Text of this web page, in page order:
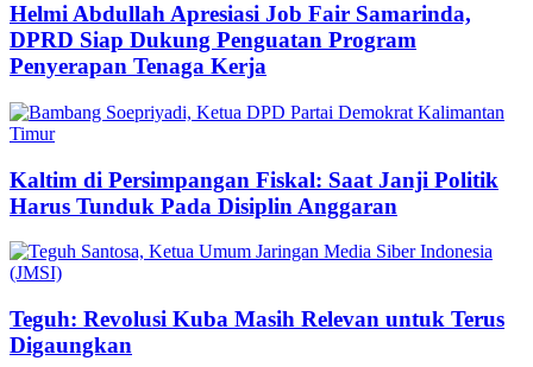
Helmi Abdullah Apresiasi Job Fair Samarinda,
DPRD Siap Dukung Penguatan Program
Penyerapan Tenaga Kerja
Kaltim di Persimpangan Fiskal: Saat Janji Politik
Harus Tunduk Pada Disiplin Anggaran
Teguh: Revolusi Kuba Masih Relevan untuk Terus
Digaungkan